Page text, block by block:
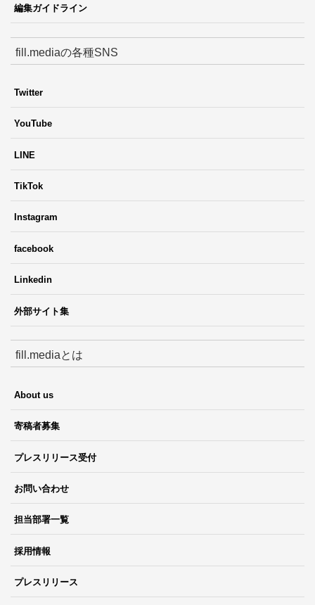
編集ガイドライン
fill.mediaの各種SNS
Twitter
YouTube
LINE
TikTok
Instagram
facebook
Linkedin
外部サイト集
fill.mediaとは
About us
寄稿者募集
プレスリリース受付
お問い合わせ
担当部署一覧
採用情報
プレスリリース